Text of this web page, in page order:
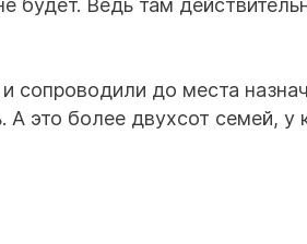
будет. Ведь там
сопроводили до места
это более двухсот семей, у